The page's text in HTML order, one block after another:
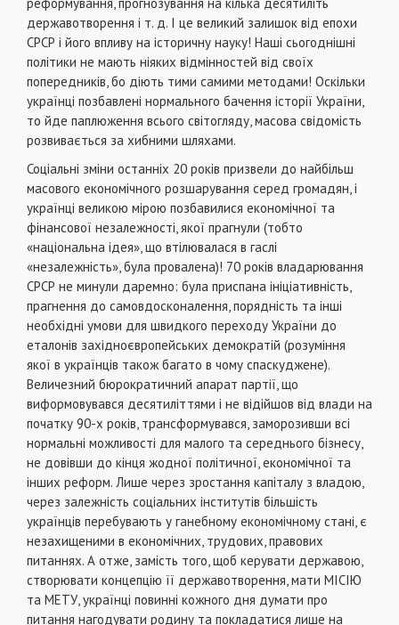
реформування, прогнозування на кiлька десятилiть
державотворення i т. д. І це великий залишок вiд епохи
СРСР i його впливу на iсторичну науку! Нашi сьогоднiшнi
полiтики не мають нiяких вiдмiнностей вiд своїх
попередникiв, бо дiють тими самими методами! Оскiльки
українцi позбавленi нормального бачення iсторiї України,
то йде паплюження всього свiтогляду, масова свiдомiсть
розвивається за хибними шляхами.
Соцiальнi змiни останнiх 20 рокiв призвели до найбiльш
масового економiчного розшарування серед громадян, i
українцi великою мiрою позбавилися економiчної та
фiнансової незалежностi, якої прагнули (тобто
«нацiональна iдея», що втiлювалася в гаслi
«незалежнiсть», була провалена)! 70 рокiв владарювання
СРСР не минули даремно: була приспана iнiцiативнiсть,
прагнення до самовдосконалення, поряднiсть та iншi
необхiднi умови для швидкого переходу України до
еталонiв захiдноєвропейських демократiй (розумiння
якої в українцiв також багато в чому спаскуджене).
Величезний бюрократичний апарат партiї, що
виформовувався десятилiттями i не вiдiйшов вiд влади на
початку 90-х рокiв, трансформувався, заморозивши всi
нормальнi можливостi для малого та середнього бiзнесу,
не довiвши до кiнця жодної полiтичної, економiчної та
iнших реформ. Лише через зростання капiталу з владою,
через залежнiсть соцiальних iнститутiв бiльшiсть
українцiв перебувають у ганебному економiчному станi, є
незахищеними в економiчних, трудових, правових
питаннях. А отже, замiсть того, щоб керувати державою,
створювати концепцiю її державотворення, мати МІСІЮ
та МЕТУ, українцi повиннi кожного дня думати про
питання нагодувати родину та покладатися лише на